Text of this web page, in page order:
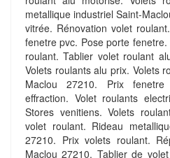
metallique industriel Saint-
vitrée. Rénovation volet
fenetre pvc. Pose porte
roulant. Tablier volet roulant
Volets roulants alu prix. Volets
Maclou 27210. Prix
effraction. Volet roulants
Stores venitiens. Volets
volet roulant. Rideau
27210. Prix volets roulant.
Maclou 27210. Tablier de